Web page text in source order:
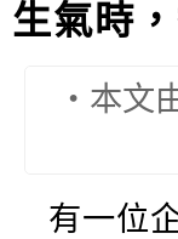
生氣時
‧本文
有一位